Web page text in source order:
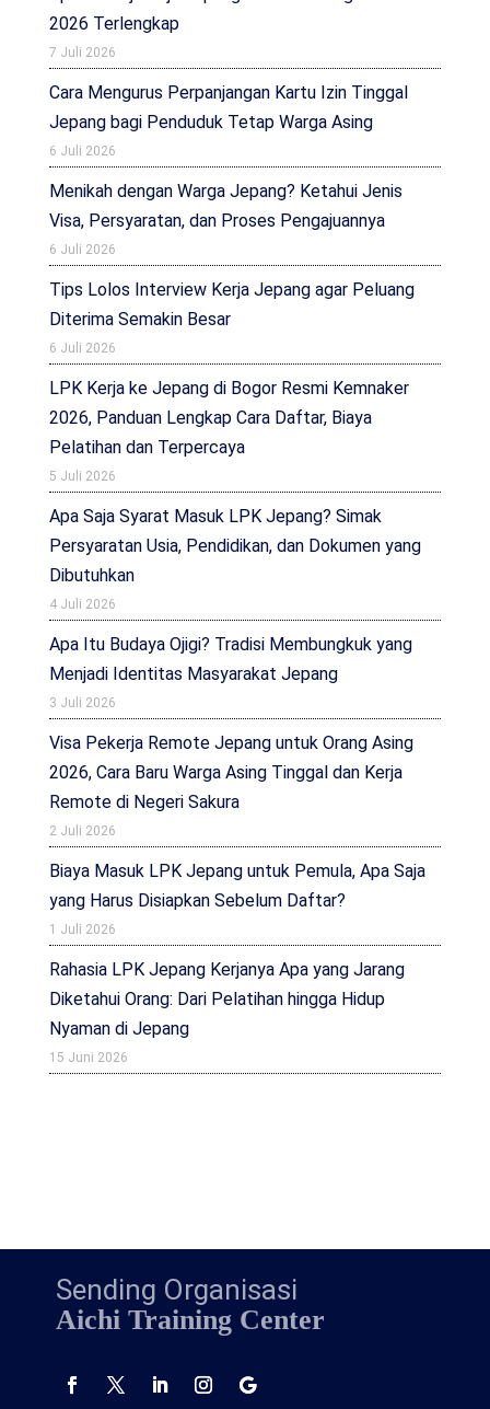
2026 Terlengkap
7 Juli 2026
Cara Mengurus Perpanjangan Kartu Izin Tinggal
Jepang bagi Penduduk Tetap Warga Asing
6 Juli 2026
Menikah dengan Warga Jepang? Ketahui Jenis
Visa, Persyaratan, dan Proses Pengajuannya
6 Juli 2026
Tips Lolos Interview Kerja Jepang agar Peluang
Diterima Semakin Besar
6 Juli 2026
LPK Kerja ke Jepang di Bogor Resmi Kemnaker
2026, Panduan Lengkap Cara Daftar, Biaya
Pelatihan dan Terpercaya
5 Juli 2026
Apa Saja Syarat Masuk LPK Jepang? Simak
Persyaratan Usia, Pendidikan, dan Dokumen yang
Dibutuhkan
4 Juli 2026
Apa Itu Budaya Ojigi? Tradisi Membungkuk yang
Menjadi Identitas Masyarakat Jepang
3 Juli 2026
Visa Pekerja Remote Jepang untuk Orang Asing
2026, Cara Baru Warga Asing Tinggal dan Kerja
Remote di Negeri Sakura
2 Juli 2026
Biaya Masuk LPK Jepang untuk Pemula, Apa Saja
yang Harus Disiapkan Sebelum Daftar?
1 Juli 2026
Rahasia LPK Jepang Kerjanya Apa yang Jarang
Diketahui Orang: Dari Pelatihan hingga Hidup
Nyaman di Jepang
15 Juni 2026
Sending Organisasi
Aichi Training Center